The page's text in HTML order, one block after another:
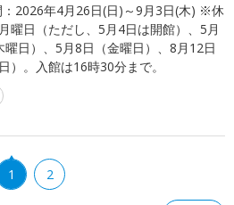
2026年4月26日(日)～9月3日(木) ※休
曜日（ただし、5月4日は開館）、5月
曜日）、5月8日（金曜日）、8月12日
）。入館は16時30分まで。
1 2